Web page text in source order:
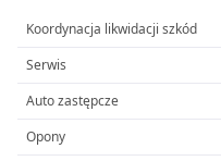
Koordynacja likwidacji szkód
Serwis
Auto zastępcze
Opony